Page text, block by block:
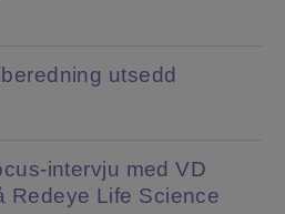
utsedd
intervju med VD
Redeye Life Science